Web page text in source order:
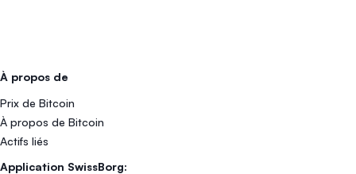
À propos de
Prix de Bitcoin
À propos de Bitcoin
Actifs liés
Application SwissBorg: